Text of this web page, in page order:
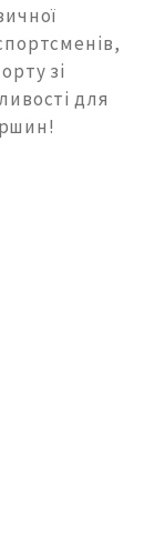
зі
для